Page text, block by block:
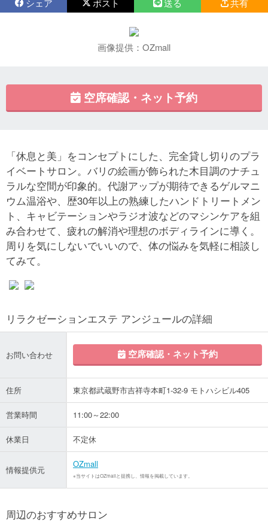
シェア ポスト 送る 共有
画像提供：OZmall
空席確認・ネット予約
「休息と美」をコンセプトにした、完全貸し切りのプラ
イベートサロン。バリの絵画が飾られた木目調のナチュ
ラルな空間が印象的。代謝アップが期待できるゲルマニ
ウム温浴や、歴30年以上の熟練したハンドトリートメン
ト、キャビテーションやラジオ波などのマシンケアを組
み合わせて、疲れの解消や理想のボディラインに導く。
周りを気にしないでいいので、体の悩みを気軽に相談し
てみて。
リラクゼーションエステ アンジュールの詳細
お問い合わせ 空席確認・ネット予約
住所 東京都武蔵野市吉祥寺本町1-32-9 モトハシビル405
営業時間 11:00～22:00
休業日 不定休
情報提供元
OZmall
※当サイトはOZmallと提携し、情報を掲載しています。
周辺のおすすめサロン